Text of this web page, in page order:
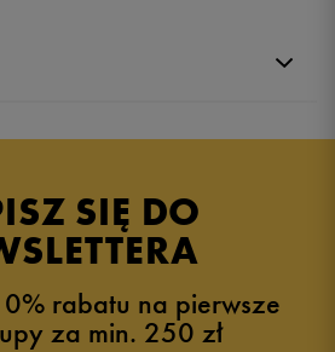
SIĘ DO
rabatu na pierwsze
za min. 250 zł